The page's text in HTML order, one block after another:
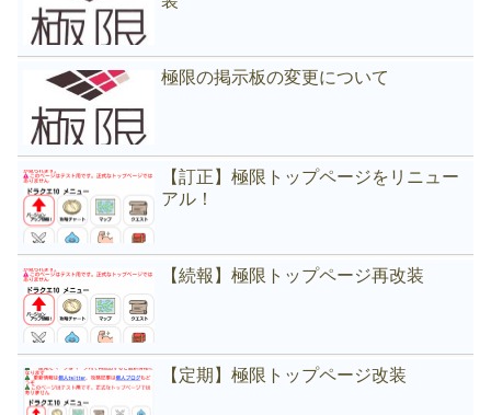
極限の掲示板の変更について
【訂正】極限トップページをリニュー
アル！
【続報】極限トップページ再改装
【定期】極限トップページ改装